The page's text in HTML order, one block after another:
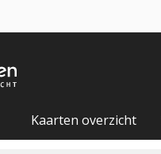
Kaarten overzicht